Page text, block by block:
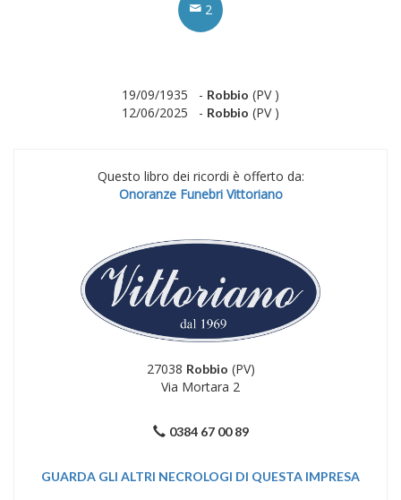
2
19/09/1935 - Robbio (PV )
12/06/2025 - Robbio (PV )
Questo libro dei ricordi è offerto da:
Onoranze Funebri Vittoriano
27038 Robbio (PV)
Via Mortara 2
0384 67 00 89
GUARDA GLI ALTRI NECROLOGI DI QUESTA IMPRESA